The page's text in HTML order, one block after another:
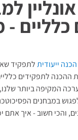
-
ייעודיתלתפקיד
ההכנה לתפקידים
המקיפה ביותר
במבחנים
והכי חשוב - איך אתם